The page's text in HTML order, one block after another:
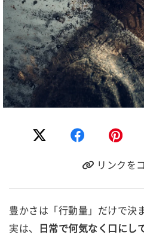
リンクを
豊かさは「行動量」だけで決
実は、 日常で何気なく口にし